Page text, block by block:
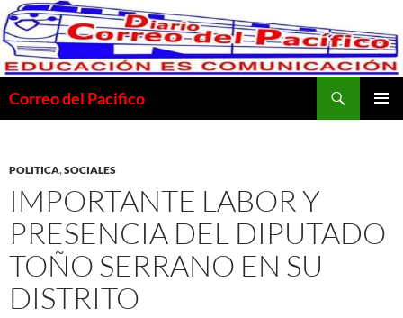
Saltar
al
contenido
Correo del Pacifico
POLITICA,SOCIALES
IMPORTANTE LABOR Y
PRESENCIA DEL DIPUTADO
TOÑO SERRANO EN SU
DISTRITO